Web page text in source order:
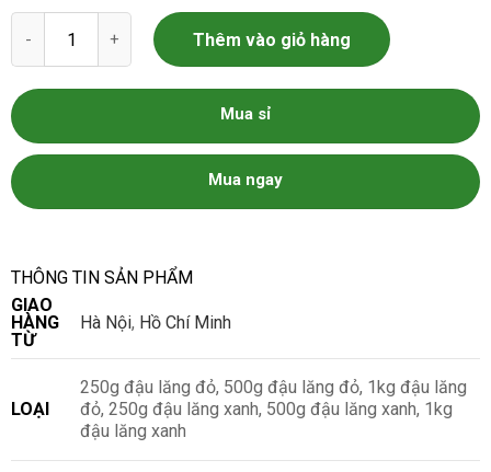
Đậu Lăng Xanh - Đậu Lăng Đỏ số lượng
Thêm vào giỏ hàng
Mua sỉ
Mua ngay
THÔNG TIN SẢN PHẨM
GIAO
HÀNG
TỪ
Hà Nội, Hồ Chí Minh
LOẠI
250g đậu lăng đỏ, 500g đậu lăng đỏ, 1kg đậu lăng
đỏ, 250g đậu lăng xanh, 500g đậu lăng xanh, 1kg
đậu lăng xanh